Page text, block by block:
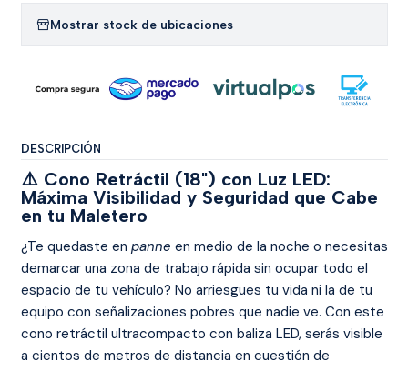
Mostrar stock de ubicaciones
DESCRIPCIÓN
⚠️ Cono Retráctil (18") con Luz LED:
Máxima Visibilidad y Seguridad que Cabe
en tu Maletero
¿Te quedaste en panne en medio de la noche o necesitas
demarcar una zona de trabajo rápida sin ocupar todo el
espacio de tu vehículo? No arriesgues tu vida ni la de tu
equipo con señalizaciones pobres que nadie ve. Con este
cono retráctil ultracompacto con baliza LED, serás visible
a cientos de metros de distancia en cuestión de